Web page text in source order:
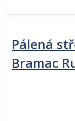
Pálená
Bramac